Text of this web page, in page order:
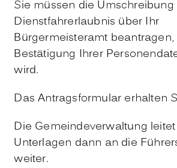
Sie müssen die Umschreibung
Dienstfahrerlaubnis über Ihr
Bürgermeisteramt
Bestätigung Ihrer
wird.
Das Antragsformular erhalten
Die Gemeindeverwaltung
Unterlagen dann an die
weiter.